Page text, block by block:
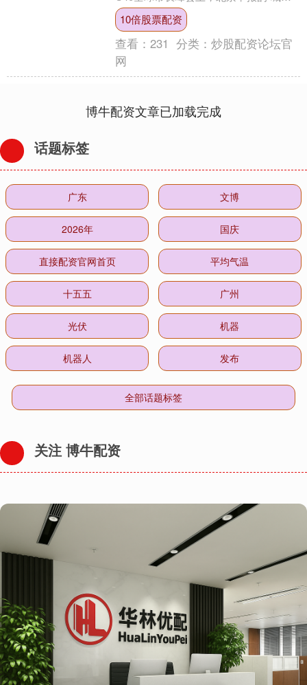
副中心气候适应型城市建设项目”荣获
2025年城市气....
10倍股票配资
查看：231 分类：炒股配资论坛官
网
博牛配资文章已加载完成
话题标签
广东 文博
2026年 国庆
直接配资官网首页 平均气温
十五五 广州
光伏 机器
机器人 发布
全部话题标签
关注 博牛配资